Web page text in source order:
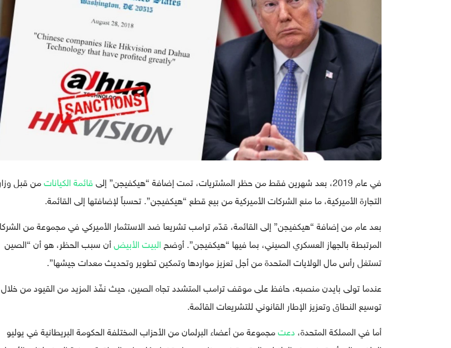
في عام 2019، بعد شهرين فقط من حظر المشتريات، تمت إضافة “هيكفيجن” إلى قائمة الكياناتمن قبل
التجارة الأميركية، ما منع الشركات الأميركية من بيع قطع “هيكفيجن”. تحسباً لإضافتها إلى القائمة.
بعد عام من إضافة “هيكفيجن” إلى القائمة، قدّم ترامب تشريعا ضد الاستثمار الأميركي في مجموعة من
المرتبطة بالجهاز العسكري الصيني، بما فيها “هيكفيجن”. أوضح البيت الأبيضأن سبب الحظر، هو أن “الصين
تستغل رأس مال الولايات المتحدة من أجل تعزيز مواردها وتمكين تطوير وتحديث معدات جيشها”.
عندما تولى بايدن منصبه، حافظ على موقف ترامب المتشدد تجاه الصين، حيث نفّذ المزيد من القيود من خلال
توسيع النطاق وتعزيز الإطار القانوني للتشريعات القائمة.
أما في المملكة المتحدة،دعتمجموعة من أعضاء البرلمان من الأحزاب المختلفة الحكومة البريطانية في يوليو